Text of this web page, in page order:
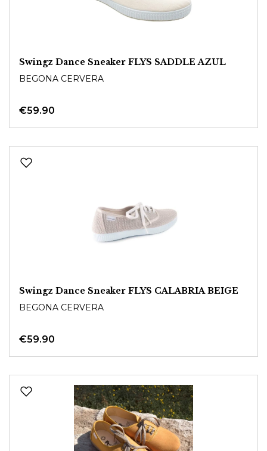
Swingz Dance Sneaker FLYS SADDLE AZUL
BEGONA CERVERA
€59.90
Swingz Dance Sneaker FLYS CALABRIA BEIGE
BEGONA CERVERA
€59.90